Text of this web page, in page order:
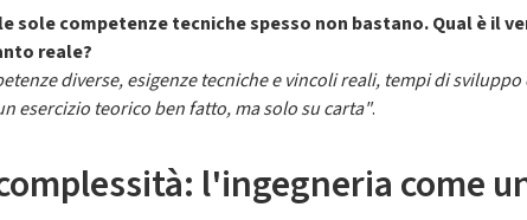
sole competenze tecniche spesso non bastano. Qual è il
reale?
diverse, esigenze tecniche e vincoli reali, tempi di
esercizio teorico ben fatto, ma solo su carta".
l'ingegneria come